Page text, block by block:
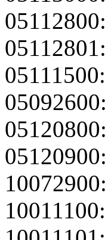
05112800:
05112801:
05111500:
05092600:
05120800:
05120900:
10072900:
10011100: